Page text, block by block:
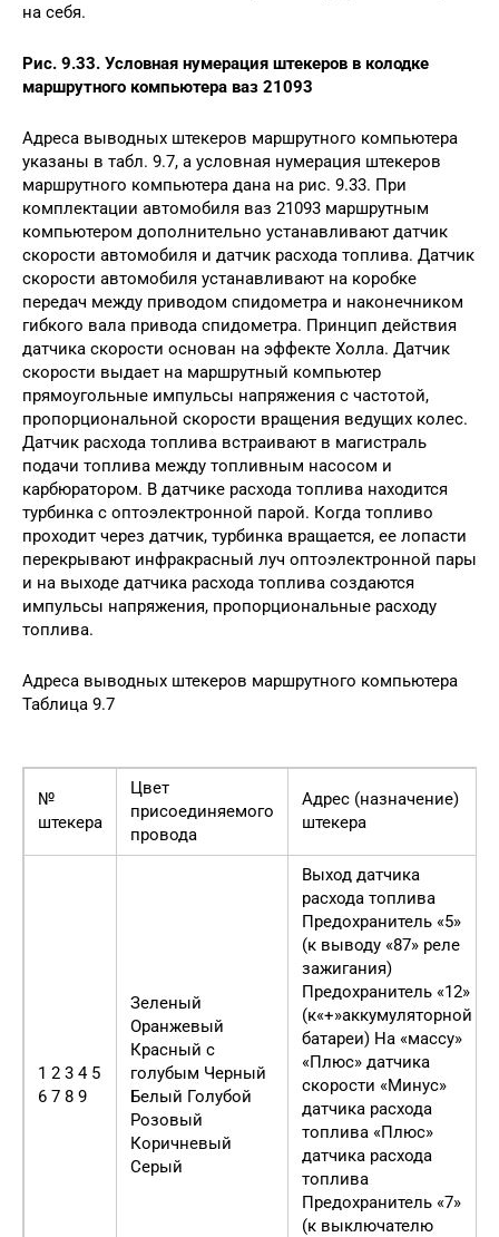
на себя.
Рис. 9.33. Условная нумерация штекеров в колодке
маршрутного компьютера ваз 21093
Адреса выводных штекеров маршрутного компьютера
указаны в табл. 9.7, а условная нумерация штекеров
маршрутного компьютера дана на рис. 9.33. При
комплектации автомобиля ваз 21093 маршрутным
компьютером дополнительно устанавливают датчик
скорости автомобиля и датчик расхода топлива. Датчик
скорости автомобиля устанавливают на коробке
передач между приводом спидометра и наконечником
гибкого вала привода спидометра. Принцип действия
датчика скорости основан на эффекте Холла. Датчик
скорости выдает на маршрутный компьютер
прямоугольные импульсы напряжения с частотой,
пропорциональной скорости вращения ведущих колес.
Датчик расхода топлива встраивают в магистраль
подачи топлива между топливным насосом и
карбюратором. В датчике расхода топлива находится
турбинка с оптоэлектронной парой. Когда топливо
проходит через датчик, турбинка вращается, ее лопасти
перекрывают инфракрасный луч оптоэлектронной пары
и на выходе датчика расхода топлива создаются
импульсы напряжения, пропорциональные расходу
топлива.
Адреса выводных штекеров маршрутного компьютера
Таблица 9.7
№
штекера
Цвет
присоединяемого
провода
Адрес (назначение)
штекера
1 2 3 4 5
6 7 8 9
Зеленый
Оранжевый
Красный с
голубым Черный
Белый Голубой
Розовый
Коричневый
Серый
Выход датчика
расхода топлива
Предохранитель «5»
(к выводу «87» реле
зажигания)
Предохранитель «12»
(к«+»аккумуляторной
батареи) На «массу»
«Плюс» датчика
скорости «Минус»
датчика расхода
топлива «Плюс»
датчика расхода
топлива
Предохранитель «7»
(к выключателю